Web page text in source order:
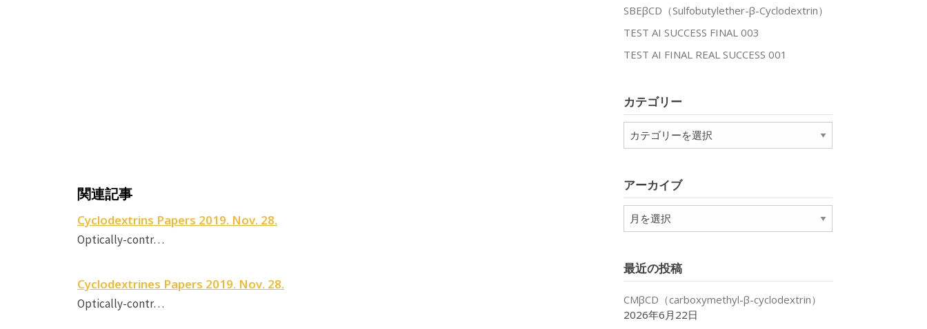
関連記事
Cyclodextrins Papers 2019. Nov. 28.
Optically-contr…
Cyclodextrines Papers 2019. Nov. 28.
Optically-contr…
Cyclodextrin
cyclodextrin
SBEβCD（Sulfobutylether-β-Cyclodextrin）
TEST AI SUCCESS FINAL 003
TEST AI FINAL REAL SUCCESS 001
カテゴリー
テ
ー
アーカイブ
ア
ー
ブ
最近の投稿
CMβCD（carboxymethyl-β-cyclodextrin）
2026年6月22日